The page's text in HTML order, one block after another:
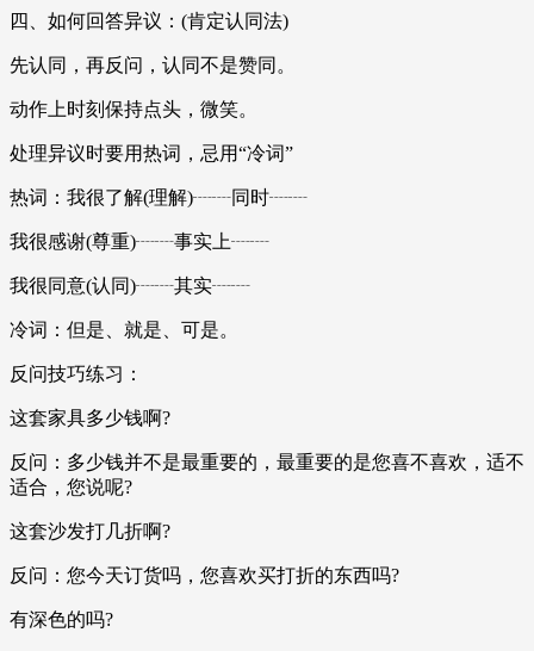
四、如何回答异议：(肯定认同法)
先认同，再反问，认同不是赞同。
动作上时刻保持点头，微笑。
处理异议时要用热词，忌用“冷词”
热词：我很了解(理解)┈┈同时┈┈
我很感谢(尊重)┈┈事实上┈┈
我很同意(认同)┈┈其实┈┈
冷词：但是、就是、可是。
反问技巧练习：
这套家具多少钱啊?
反问：多少钱并不是最重要的，最重要的是您喜不喜欢，适不
适合，您说呢?
这套沙发打几折啊?
反问：您今天订货吗，您喜欢买打折的东西吗?
有深色的吗?